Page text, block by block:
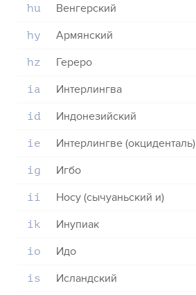
hu Венгерский
hy Армянский
hz Гереро
ia Интерлингва
id Индонезийский
ie Интерлингве (окциденталь)
ig Игбо
ii Носу (сычуаньский и)
ik Инупиак
io Идо
is Исландский